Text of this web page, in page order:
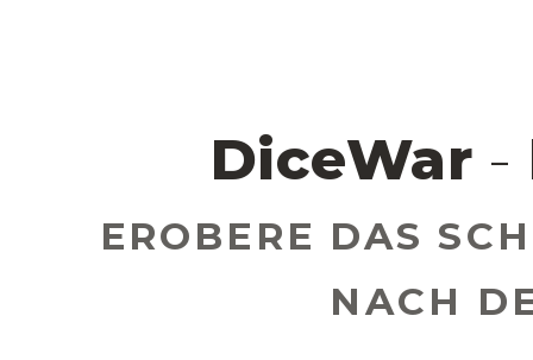
DiceWar -
EROBERE DAS
NACH